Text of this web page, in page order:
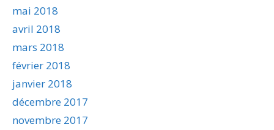
mai 2018
avril 2018
mars 2018
février 2018
janvier 2018
décembre 2017
novembre 2017